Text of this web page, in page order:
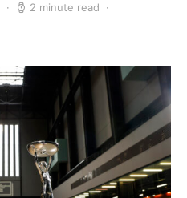
2 minute read